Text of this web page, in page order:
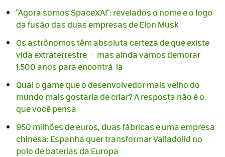
"Agora somos SpaceXAI": revelados o nome e o logo
da fusão das duas empresas de Elon Musk
Os astrônomos têm absoluta certeza de que existe
vida extraterrestre — mas ainda vamos demorar
1.500 anos para encontrá-la
Qual o game que o desenvolvedor mais velho do
mundo mais gostaria de criar? A resposta não é o
que você pensa
950 milhões de euros, duas fábricas e uma empresa
chinesa: Espanha quer transformar Valladolid no
polo de baterias da Europa